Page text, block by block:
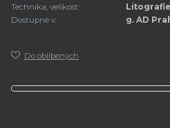
Technika, velikost:
Dostupné v:
g. AD
Do oblíbených